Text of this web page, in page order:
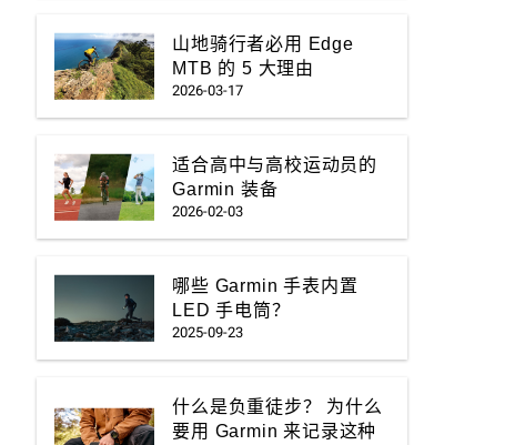
山地骑行者必用 Edge
MTB 的 5 大理由
2026-03-17
适合高中与高校运动员的
Garmin 装备
2026-02-03
哪些 Garmin 手表内置
LED 手电筒？
2025-09-23
什么是负重徒步？ 为什么
要用 Garmin 来记录这种